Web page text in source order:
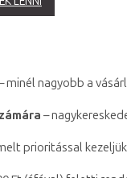
minél nagyobb a
–
prioritással